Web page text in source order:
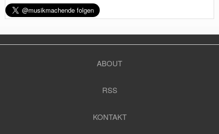
ABOUT
RSS
KONTAKT